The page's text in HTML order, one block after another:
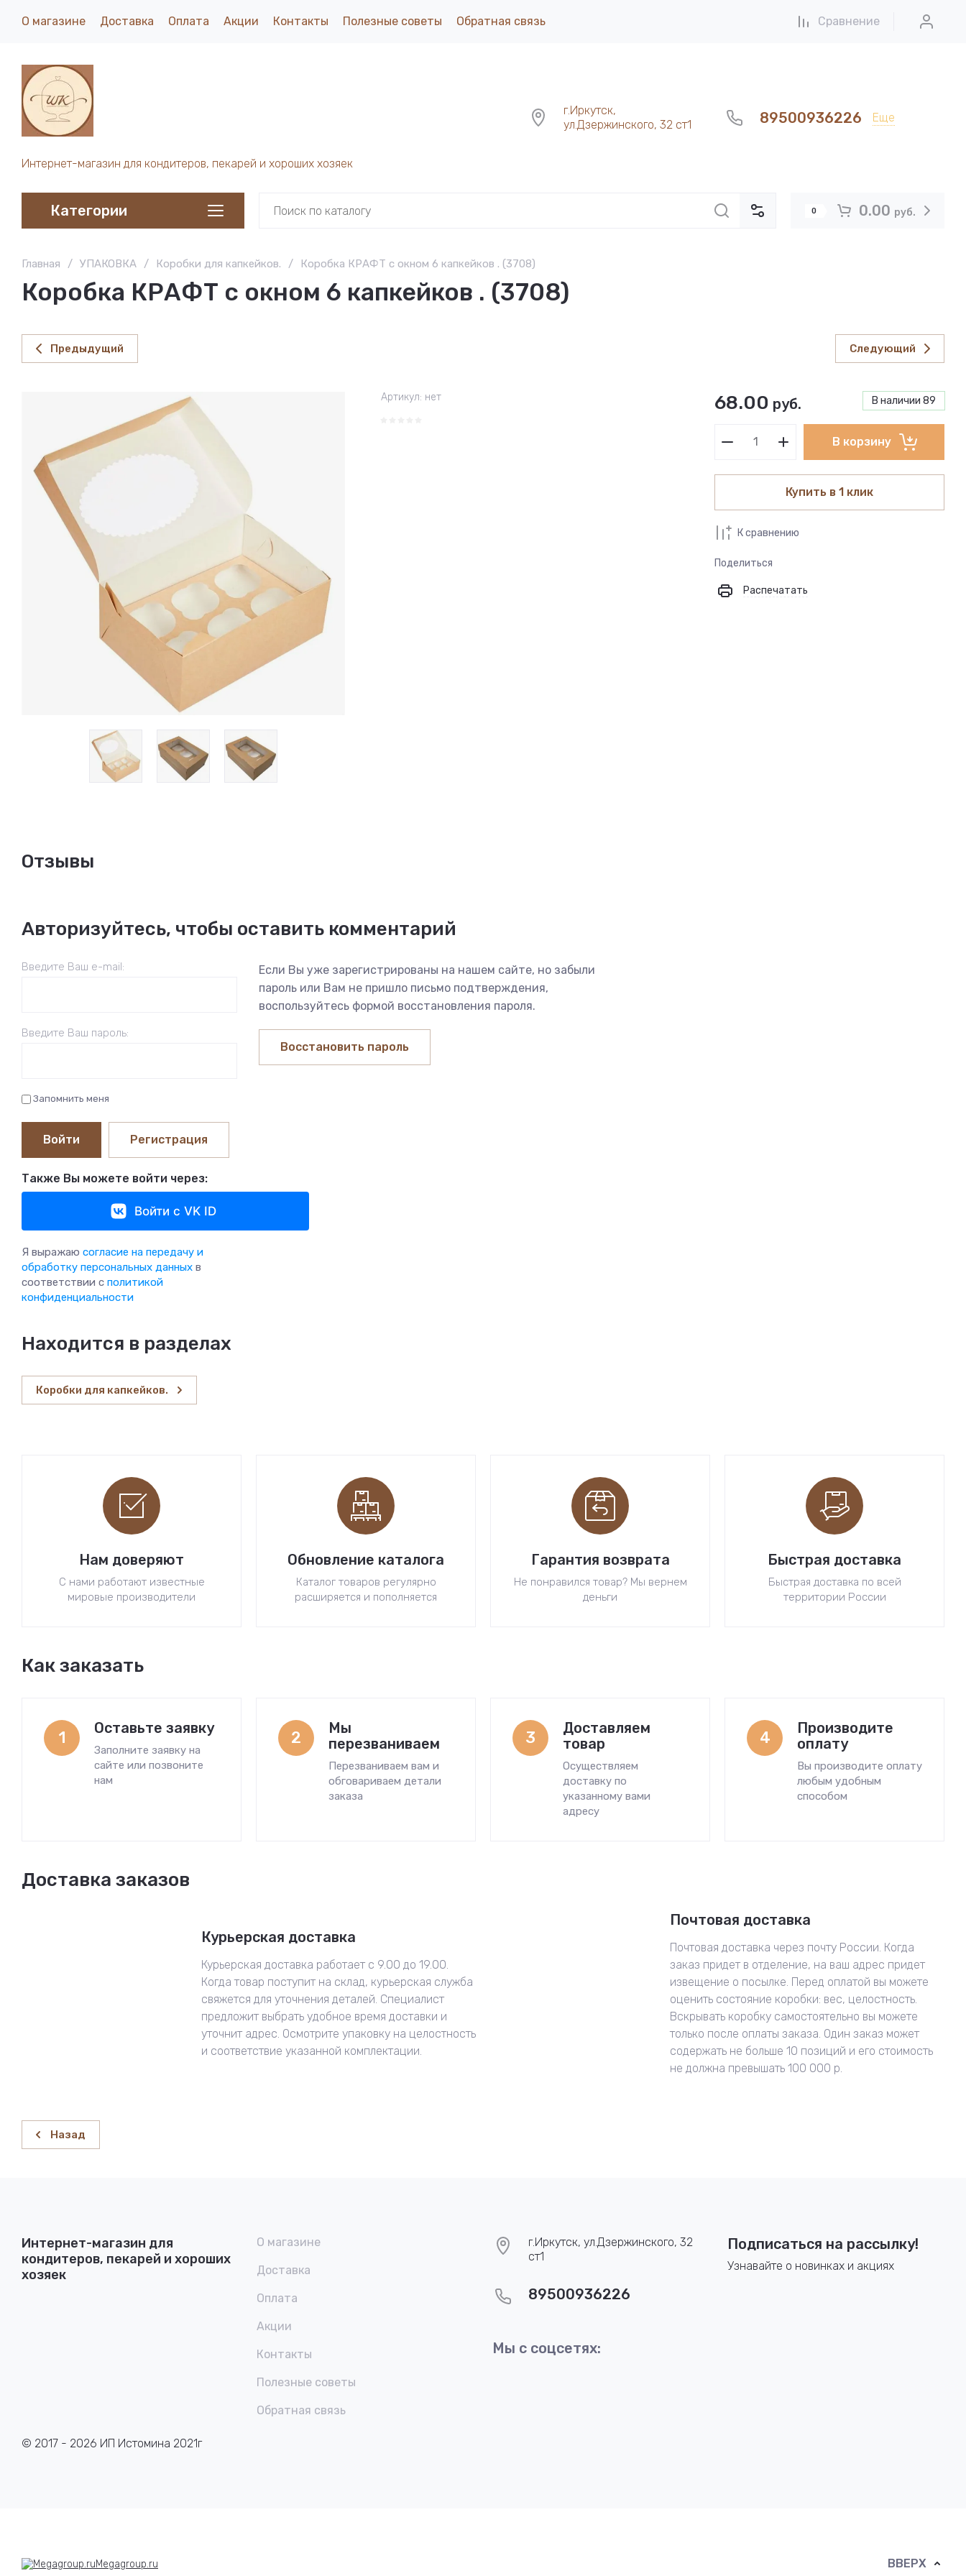
О магазине Доставка Оплата Акции Контакты Полезные советы Обратная связь Сравнение
Интернет-магазин для кондитеров, пекарей и хороших хозяек
г.Иркутск,
ул.Дзержинского, 32 ст1
89500936226 Еще
0 0.00 руб.
Категории
Главная / УПАКОВКА / Коробки для капкейков. / Коробка КРАФТ с окном 6 капкейков . (3708)
Коробка КРАФТ с окном 6 капкейков . (3708)
Предыдущий Следующий
Артикул: нет В наличии 89
68.00 руб.
В корзину
Купить в 1 клик
К сравнению
Поделиться
Распечатать
Отзывы
Авторизуйтесь, чтобы оставить комментарий
Введите Ваш e-mail:
Введите Ваш пароль:
Запомнить меня
Войти Регистрация
Если Вы уже зарегистрированы на нашем сайте, но забыли
пароль или Вам не пришло письмо подтверждения,
воспользуйтесь формой восстановления пароля.
Восстановить пароль
Также Вы можете войти через:
Войти с VK ID
Я выражаю согласие на передачу и
обработку персональных данных в
соответствии с политикой
конфиденциальности
Находится в разделах
Коробки для капкейков.
Нам доверяют
С нами работают известные
мировые производители
Обновление каталога
Каталог товаров регулярно
расширяется и пополняется
Гарантия возврата
Не понравился товар? Мы вернем
деньги
Быстрая доставка
Быстрая доставка по всей
территории России
Как заказать
1 Оставьте заявку
Заполните заявку на
сайте или позвоните
нам
2
Мы
перезваниваем
Перезваниваем вам и
обговариваем детали
заказа
3
Доставляем
товар
Осуществляем
доставку по
указанному вами
адресу
4
Производите
оплату
Вы производите оплату
любым удобным
способом
Доставка заказов
Курьерская доставка
Курьерская доставка работает с 9.00 до 19.00.
Когда товар поступит на склад, курьерская служба
свяжется для уточнения деталей. Специалист
предложит выбрать удобное время доставки и
уточнит адрес. Осмотрите упаковку на целостность
и соответствие указанной комплектации.
Почтовая доставка
Почтовая доставка через почту России. Когда
заказ придет в отделение, на ваш адрес придет
извещение о посылке. Перед оплатой вы можете
оценить состояние коробки: вес, целостность.
Вскрывать коробку самостоятельно вы можете
только после оплаты заказа. Один заказ может
содержать не больше 10 позиций и его стоимость
не должна превышать 100 000 р.
Назад
Интернет-магазин для
кондитеров, пекарей и хороших
хозяек
© 2017 - 2026 ИП Истомина 2021г
О магазине
Доставка
Оплата
Акции
Контакты
Полезные советы
Обратная связь
г.Иркутск, ул.Дзержинского, 32
ст1
89500936226
Мы с соцсетях:
Подписаться на рассылку!
Узнавайте о новинках и акциях
Megagroup.ru ВВЕРХ